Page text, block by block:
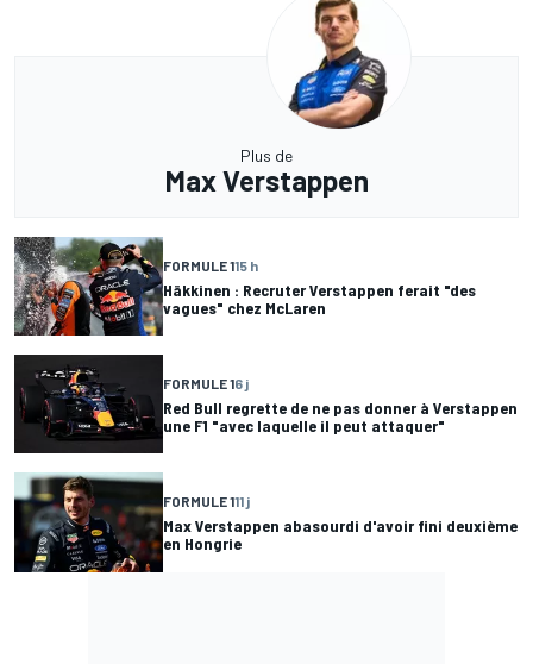
Plus de
Max Verstappen
FORMULE 115 h
Häkkinen : Recruter Verstappen ferait "des
vagues" chez McLaren
FORMULE 16 j
Red Bull regrette de ne pas donner à Verstappen
une F1 "avec laquelle il peut attaquer"
FORMULE 111 j
Max Verstappen abasourdi d'avoir fini deuxième
en Hongrie